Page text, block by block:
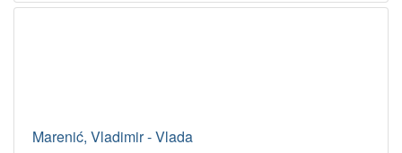
Marenić, Vladimir - Vlada